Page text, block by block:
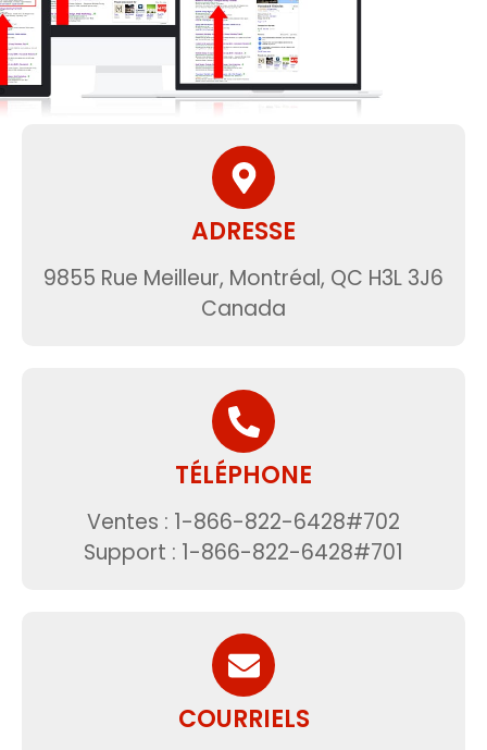
ADRESSE
9855 Rue Meilleur, Montréal, QC H3L 3J6
Canada
TÉLÉPHONE
Ventes : 1-866-822-6428#702
Support : 1-866-822-6428#701
COURRIELS